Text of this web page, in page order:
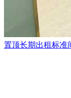
置顶长期出租标准